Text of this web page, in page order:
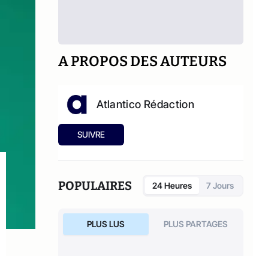
A PROPOS DES AUTEURS
Atlantico Rédaction
SUIVRE
POPULAIRES 24 Heures 7 Jours
PLUS LUS PLUS PARTAGES